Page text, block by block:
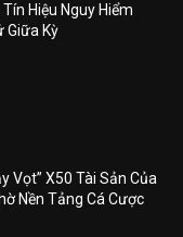
Hiệu Nguy Hiểm
Giữa Kỳ
Vọt” X50 Tài Sản Của
Nền Tảng Cá Cược